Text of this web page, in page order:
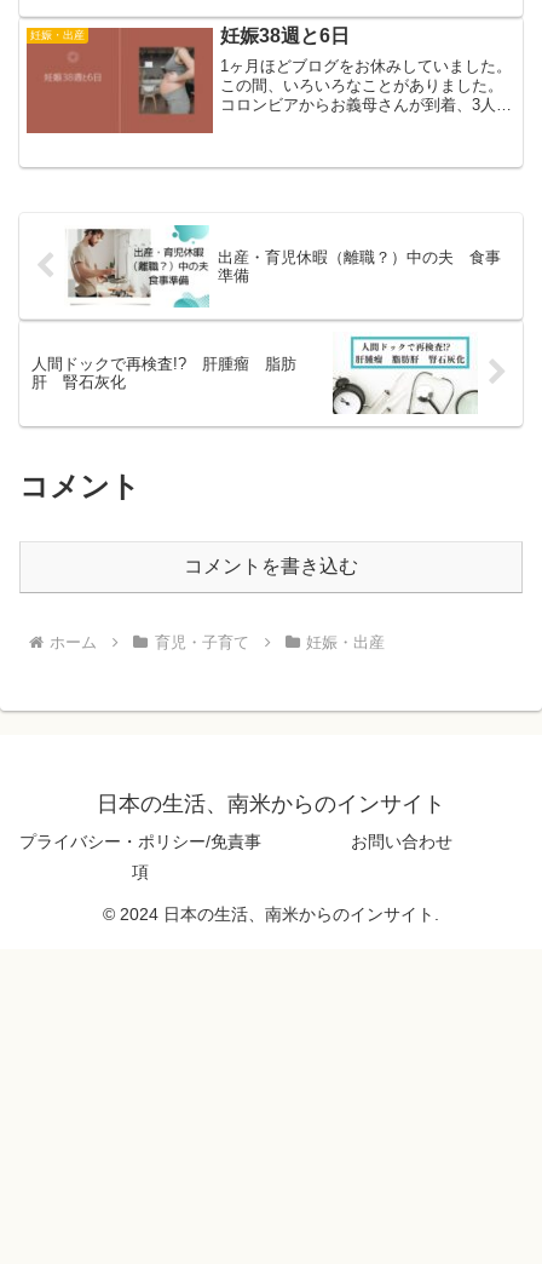
「？？？」でした。出産は痛みに耐える
ものだと勝手に思い込んでいたので...
妊娠・出産 妊娠38週と6日
1ヶ月ほどブログをお休みしていました。
この間、いろいろなことがありました。
コロンビアからお義母さんが到着、3人で
出産・育児休暇（離職？）中の夫 食事
準備
人間ドックで再検査!? 肝腫瘤 脂肪
肝 腎石灰化
コメント
コメントを書き込む
ホーム 育児・子育て 妊娠・出産
日本の生活、南米からのインサイト
プライバシー・ポリシー/免責事
項
お問い合わせ
© 2024 日本の生活、南米からのインサイト.